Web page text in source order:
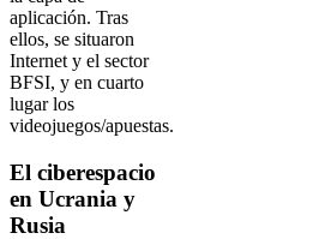
aplicación. Tras
ellos, se situaron
Internet y el sector
BFSI, y en cuarto
lugar los
videojuegos/apuestas.
El ciberespacio
en Ucrania y
Rusia